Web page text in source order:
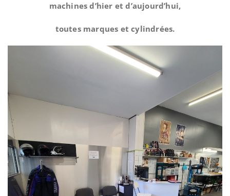
machines d’hier et d’aujourd’hui,
toutes marques et cylindrées.